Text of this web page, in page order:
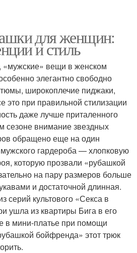
для женщин:
и стиль
«мужские» вещи в женском
элегантно свободно
широкоплечие пиджаки,
при правильной стилизации
даже лучше приталенного
сезоне внимание звездных
обращено еще на один
гардероба — хлопковую
которую прозвали «рубашкой
на пару размеров больше
и достаточной длинная.
серий культового «Секса в
ушла из квартиры Бига в его
в мини-платье при помощи
бойфренда» этот трюк